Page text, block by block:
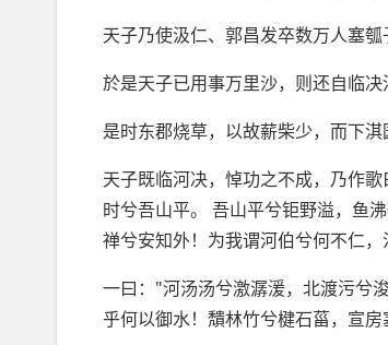
天子乃使汲仁、郭昌发卒数万人塞瓠
於是天子已用事万里沙，则还自临
是时东郡烧草，以故薪柴少，而下淇
天子既临河决，悼功之不成，乃作
时兮吾山平。 吾山平兮钜野溢，鱼
禅兮安知外！为我谓河伯兮何不仁
一曰："河汤汤兮激潺湲，北渡污兮
乎何以御水！穨林竹兮楗石菑，宣